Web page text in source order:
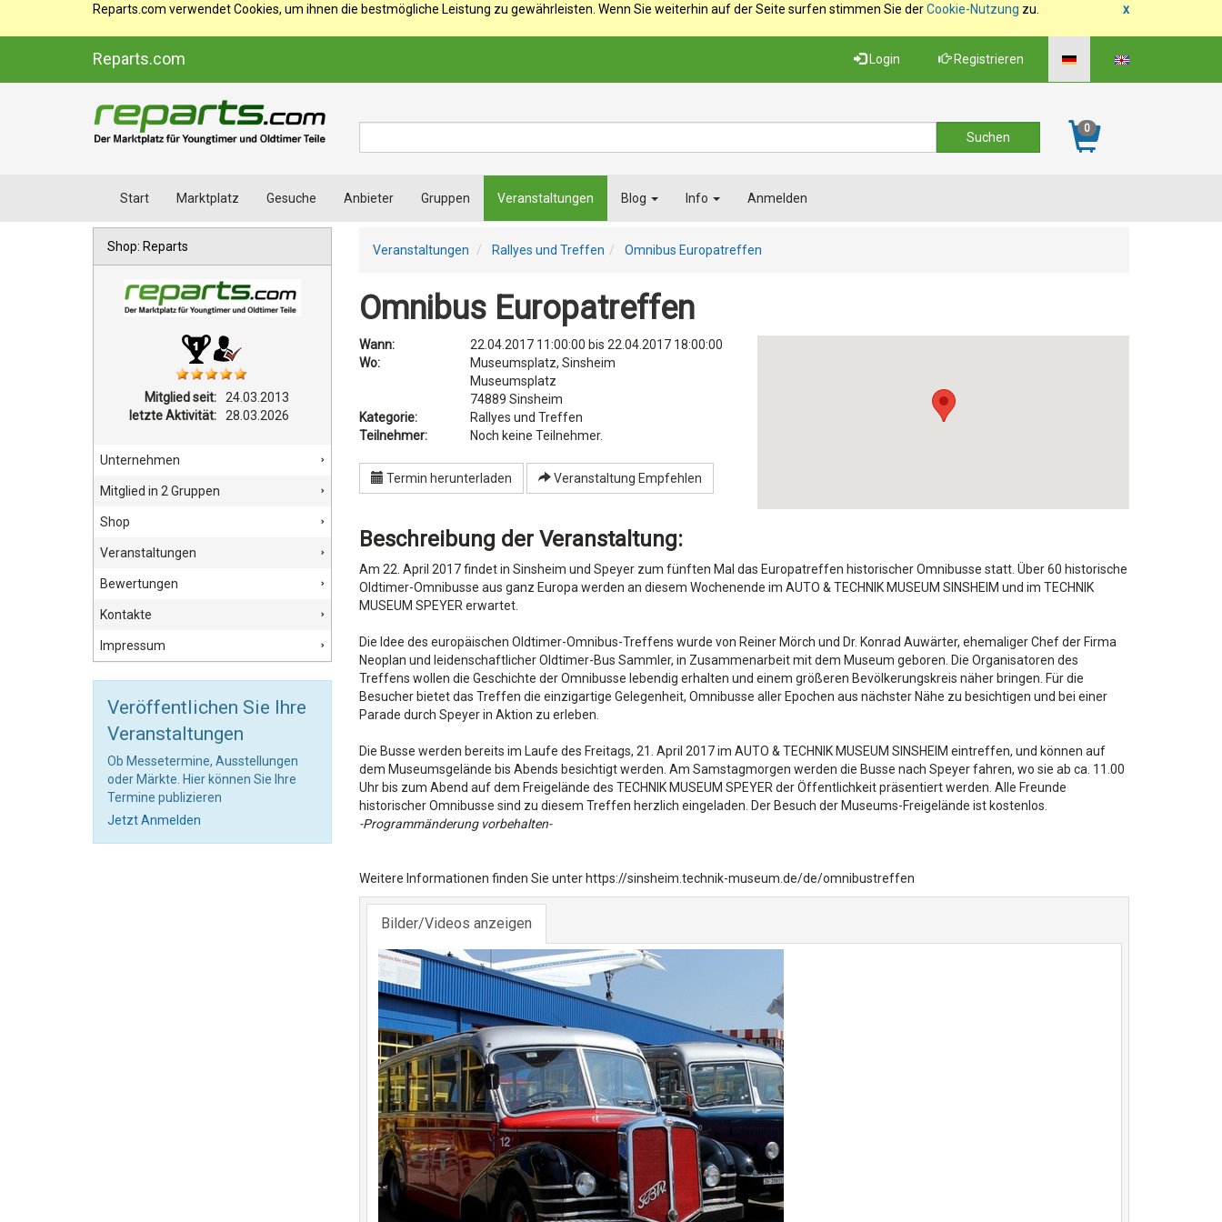
x
Reparts.com verwendet Cookies, um ihnen die bestmögliche Leistung zu gewährleisten. Wenn Sie weiterhin auf der Seite surfen stimmen Sie derCookie-Nutzung zu.
Reparts.com Login Registrieren
0
Start Marktplatz Gesuche Anbieter Gruppen Veranstaltungen Blog Info Anmelden
Veranstaltungen Rallyes und Treffen Omnibus Europatreffen
Omnibus Europatreffen
Wann: 22.04.2017 11:00:00 bis22.04.2017 18:00:00
Wo:
Museumsplatz, Sinsheim
Museumsplatz
74889 Sinsheim
Kategorie:
Rallyes und Treffen
Teilnehmer:
Noch keine Teilnehmer.
Termin herunterladen Veranstaltung Empfehlen
Beschreibung der Veranstaltung:
Am 22. April 2017 findet in Sinsheim und Speyer zum fünften Mal das Europatreffen historischer Omnibusse statt. Über 60 historische
Oldtimer-Omnibusse aus ganz Europa werden an diesem Wochenende im AUTO & TECHNIK MUSEUM SINSHEIM und im TECHNIK
MUSEUM SPEYER erwartet.
Die Idee des europäischen Oldtimer-Omnibus-Treffens wurde von Reiner Mörch und Dr. Konrad Auwärter, ehemaliger Chef der Firma
Neoplan und leidenschaftlicher Oldtimer-Bus Sammler, in Zusammenarbeit mit dem Museum geboren. Die Organisatoren des
Treffens wollen die Geschichte der Omnibusse lebendig erhalten und einem größeren Bevölkerungskreis näher bringen. Für die
Besucher bietet das Treffen die einzigartige Gelegenheit, Omnibusse aller Epochen aus nächster Nähe zu besichtigen und bei einer
Parade durch Speyer in Aktion zu erleben.
Die Busse werden bereits im Laufe des Freitags, 21. April 2017 im AUTO & TECHNIK MUSEUM SINSHEIM eintreffen, und können auf
dem Museumsgelände bis Abends besichtigt werden. Am Samstagmorgen werden die Busse nach Speyer fahren, wo sie ab ca. 11.00
Uhr bis zum Abend auf dem Freigelände des TECHNIK MUSEUM SPEYER der Öffentlichkeit präsentiert werden. Alle Freunde
historischer Omnibusse sind zu diesem Treffen herzlich eingeladen. Der Besuch der Museums-Freigelände ist kostenlos.
-Programmänderung vorbehalten-
Weitere Informationen finden Sie unter https://sinsheim.technik-museum.de/de/omnibustreffen
Bilder/Videos anzeigen
Shop: Reparts
Mitglied seit:
24.03.2013
letzte Aktivität:
28.03.2026
Unternehmen
Mitglied in 2 Gruppen
Shop
Veranstaltungen
Bewertungen
Kontakte
Impressum
Veröffentlichen Sie Ihre
Veranstaltungen
Ob Messetermine, Ausstellungen
oder Märkte. Hier können Sie Ihre
Termine publizieren
Jetzt Anmelden